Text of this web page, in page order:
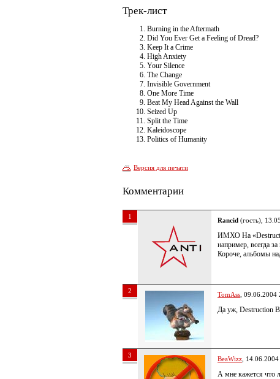
Трек-лист
Burning in the Aftermath
Did You Ever Get a Feeling of Dread?
Keep It a Crime
High Anxiety
Your Silence
The Change
Invisible Government
One More Time
Beat My Head Against the Wall
Seized Up
Split the Time
Kaleidoscope
Politics of Humanity
Версия для печати
Комментарии
1 Rancid (гость),
ИМХО На
например, всегда
Короче, альбомы
2 TomAss , 09.06.2004
Да уж, Destruction
3 BeaWizz ,
А мне кажется что